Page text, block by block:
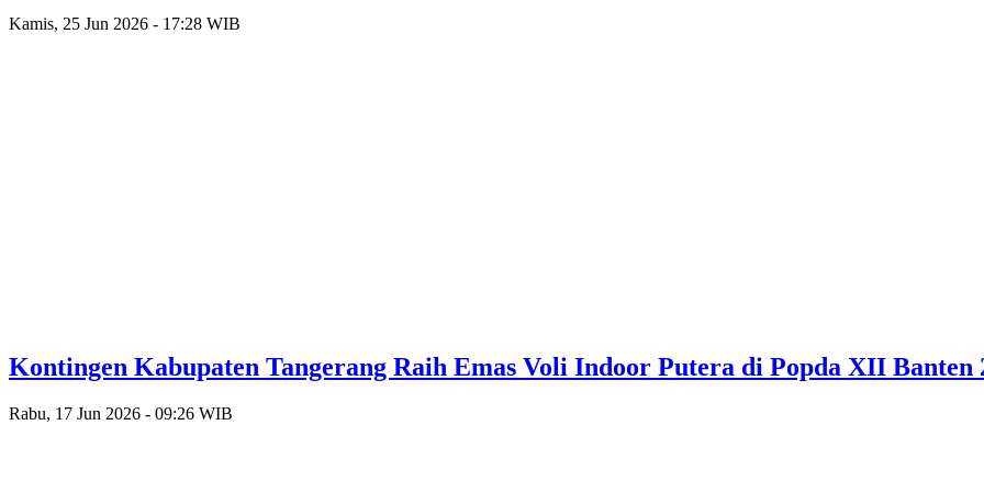
Kamis, 25 Jun 2026 - 17:28 WIB
Kontingen Kabupaten Tangerang Raih Emas Voli Indoor Putera di Popda XII Banten
Rabu, 17 Jun 2026 - 09:26 WIB